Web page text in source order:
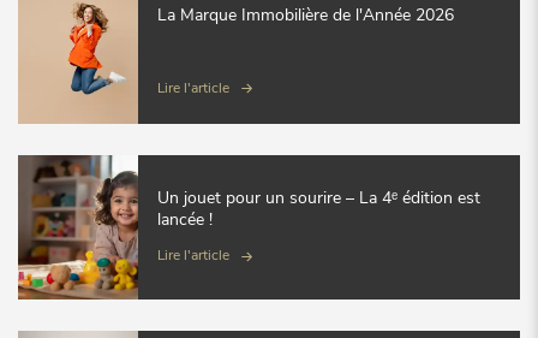
La Marque Immobilière de l'Année 2026
Lire l'article
Un jouet pour un sourire – La 4ᵉ édition est
lancée !
Lire l'article